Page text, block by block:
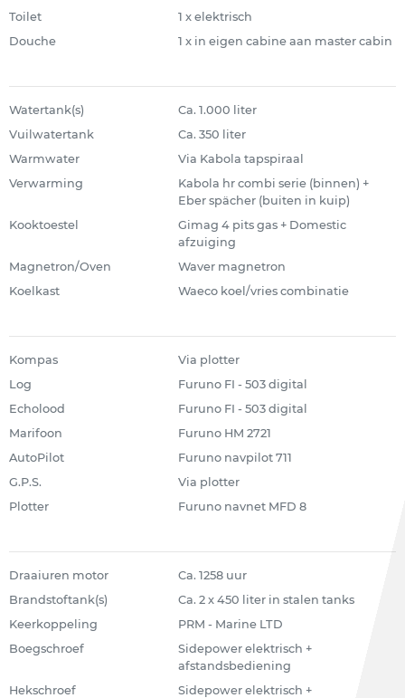
Toilet
1 x elektrisch
Douche
1 x in eigen cabine aan master cabin
Watertank(s)
Ca. 1.000 liter
Vuilwatertank
Ca. 350 liter
Warmwater
Via Kabola tapspiraal
Verwarming
Kabola hr combi serie (binnen) +
Eber spächer (buiten in kuip)
Kooktoestel
Gimag 4 pits gas + Domestic
afzuiging
Magnetron/Oven
Waver magnetron
Koelkast
Waeco koel/vries combinatie
Kompas
Via plotter
Log
Furuno FI - 503 digital
Echolood
Furuno FI - 503 digital
Marifoon
Furuno HM 2721
AutoPilot
Furuno navpilot 711
G.P.S.
Via plotter
Plotter
Furuno navnet MFD 8
Draaiuren motor
Ca. 1258 uur
Brandstoftank(s)
Ca. 2 x 450 liter in stalen tanks
Keerkoppeling
PRM - Marine LTD
Boegschroef
Sidepower elektrisch +
afstandsbediening
Hekschroef
Sidepower elektrisch +